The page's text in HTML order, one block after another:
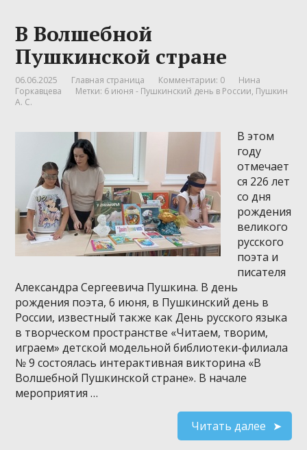
В Волшебной
Пушкинской стране
06.06.2025 Главная страница Комментарии: 0
Нина
Горкавцева
Метки: 6 июня - Пушкинский день в России, Пушкин
А. С.
В этом
году
отмечает
ся 226 лет
со дня
рождения
великого
русского
поэта и
писателя
Александра Сергеевича Пушкина. В день
рождения поэта, 6 июня, в Пушкинский день в
России, известный также как День русского языка
в творческом пространстве «Читаем, творим,
играем» детской модельной библиотеки-филиала
№ 9 состоялась интерактивная викторина «В
Волшебной Пушкинской стране». В начале
мероприятия …
Читать далее